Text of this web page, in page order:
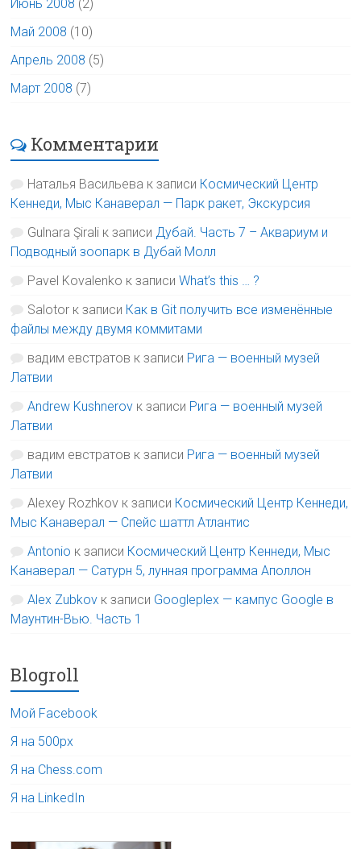
Июнь 2008 (2)
Май 2008 (10)
Апрель 2008 (5)
Март 2008 (7)
Комментарии
Наталья Васильева к записи Космический Центр
Кеннеди, Мыс Канаверал — Парк ракет, Экскурсия
Gulnara Şirali к записи Дубай. Часть 7 – Аквариум и
Подводный зоопарк в Дубай Молл
Pavel Kovalenko к записиWhat’s this … ?
Salotor к записи Как в Git получить все изменённые
файлы между двумя коммитами
вадим евстратов к записи Рига — военный музей
Латвии
Andrew Kushnerov к записи Рига — военный музей
Латвии
вадим евстратов к записи Рига — военный музей
Латвии
Alexey Rozhkov к записи Космический Центр Кеннеди,
Мыс Канаверал — Спейс шаттл Атлантис
Antonio к записи Космический Центр Кеннеди, Мыс
Канаверал — Сатурн 5, лунная программа Аполлон
Alex Zubkov к записи Googleplex — кампус Google в
Маунтин-Вью. Часть 1
Blogroll
Мой Facebook
Я на 500px
Я на Chess.com
Я на LinkedIn